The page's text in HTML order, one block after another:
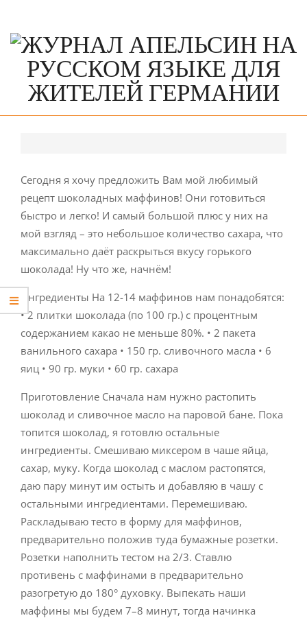
content
Сегодня я хочу предложить Вам мой любимый
рецепт шоколадных маффинов! Они готовиться
быстро и легко! И самый большой плюс у них на
мой взгляд – это небольшое количество сахара, что
максимально даёт раскрыться вкусу горького
шоколада! Ну что же, начнём!
Ингредиенты На 12-14 маффинов нам понадобятся:
• 2 плитки шоколада (по 100 гр.) с процентным
содержанием какао не меньше 80%. • 2 пакета
ванильного сахара • 150 гр. сливочного масла • 6
яиц • 90 гр. муки • 60 гр. сахара
Приготовление Сначала нам нужно растопить
шоколад и сливочное масло на паровой бане. Пока
топится шоколад, я готовлю остальные
ингредиенты. Смешиваю миксером в чаше яйца,
сахар, муку. Когда шоколад с маслом растопятся,
даю пару минут им остыть и добавляю в чашу с
остальными ингредиентами. Перемешиваю.
Раскладываю тесто в форму для маффинов,
предварительно положив туда бумажные розетки.
Розетки наполнить тестом на 2/3. Ставлю
противень с маффинами в предварительно
разогретую до 180° духовку. Выпекать наши
маффины мы будем 7–8 минут, тогда начинка